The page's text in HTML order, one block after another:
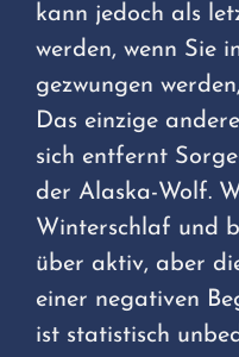
kann jedoch als
werden, wenn Sie
gezwungen
Das einzige
sich entfernt
der Alaska-Wolf.
Winterschlaf und
über aktiv, aber
einer negativen
ist statistisch